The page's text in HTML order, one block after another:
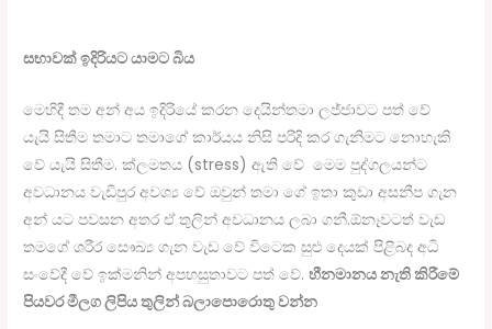
සභාවක්ඉදිරියටයාමටබිය
මෙහිදී තම අන් අය ඉදිරියේ කරන දෙයින්තමා ලජ්ජාවට පත් වේ
යැයි සිතීම තමාට තමාගේ කාර්යය නිසි පරිදි කර ගැනිමට නොහැකි
වේ යැයි සිතීම. ක්ලමතය (stress) ඇති වේ මෙම පුද්ගලයන්ට
අවධානය වැඩිපුර අවශ්‍ය වේ ඔවුන් තමා ගේ ඉතා කුඩා අසනීප ගැන
අන් යට පවසන අතර ඒ තුලින් අවධානය ලබා ගනී.ඕනෑවටත් වැඩ
තමගේ ශරීර සෞඛ්‍ය ගැන වැඩ වේ විටෙක සුළු දෙයක් පිළිබද අධි
සංවේදී වේ ඉක්මනින් අපහසුතාවට පත් වේ.හීනමානයනැතිකිරීමේ
පියවරමීලගලිපියතුලින්බලාපොරොතුවන්න